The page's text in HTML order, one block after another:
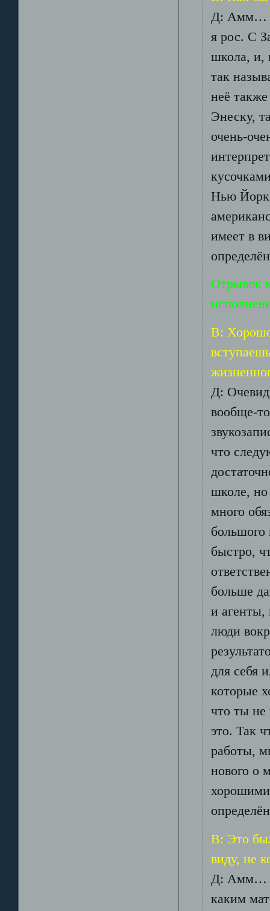
Д: Амм…
я рос. С
школа, и,
так
неё
Энеску,
очень-
Нью
имеет в
Отрывок
В:
Д:
вообще-
что
школе, но
много
большого
быстро,
больше
и агенты,
люди
для себя
которые
что ты не
это. Так
работы,
нового о
В: Это
виду, не
Д: Амм… в
каким